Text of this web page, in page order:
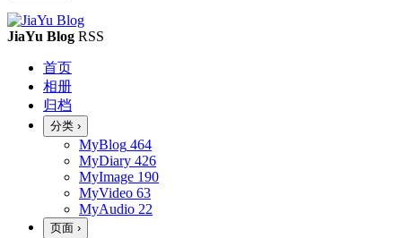
JiaYu Blog RSS
首页
相册
归档
分类 ›
MyBlog 464
MyDiary 426
MyImage 190
MyVideo 63
MyAudio 22
页面 ›